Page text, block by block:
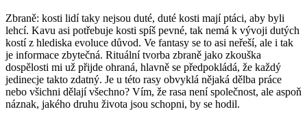
Zbraně: kosti lidí taky nejsou duté, duté kosti mají ptáci, aby byli
lehcí. Kavu asi potřebuje kosti spíš pevné, tak nemá k vývoji dutých
kostí z hlediska evoluce důvod. Ve fantasy se to asi neřeší, ale i tak
je informace zbytečná. Rituální tvorba zbraně jako zkouška
dospělosti mi už přijde ohraná, hlavně se předpokládá, že každý
jedinecje takto zdatný. Je u této rasy obvyklá nějaká dělba práce
nebo všichni dělají všechno? Vím, že rasa není společnost, ale aspoň
náznak, jakého druhu života jsou schopni, by se hodil.